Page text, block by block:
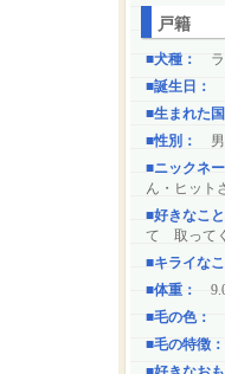
戸籍
■犬種：
■誕生日：
■生まれた
■性別：
■ニックネ
ん・ヒット
■好きなこ
て 取って
■キライな
■体重：
■毛の色：
■毛の特徴